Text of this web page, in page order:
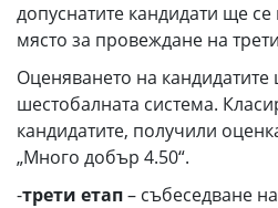
допуснатите кандидати ще се
място за провеждане на
Оценяването на
шестобалната система.
кандидатите, получили
„Много добър 4.50“.
-трети етап– събеседване